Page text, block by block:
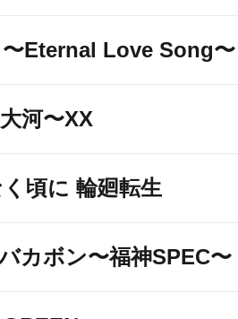
Eternal Love Song〜
河〜XX
頃に 輪廻転生
カボン〜福神SPEC〜